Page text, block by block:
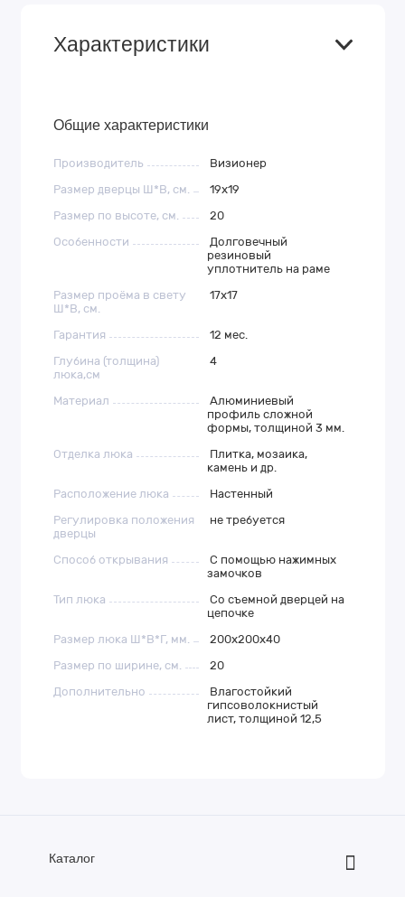
Характеристики
Общие характеристики
Производитель
Визионер
Размер дверцы Ш*В, см.
19х19
Размер по высоте, см.
20
Особенности
Долговечный
резиновый
уплотнитель на раме
Размер проёма в свету
Ш*В, см.
17х17
Гарантия
12 мес.
Глубина (толщина)
люка,см
4
Материал
Алюминиевый
профиль сложной
формы, толщиной 3 мм.
Отделка люка
Плитка, мозаика,
камень и др.
Расположение люка
Настенный
Регулировка положения
дверцы
не требуется
Способ открывания
С помощью нажимных
замочков
Тип люка
Со съемной дверцей на
цепочке
Размер люка Ш*В*Г, мм.
200x200x40
Размер по ширине, см.
20
Дополнительно
Влагостойкий
гипсоволокнистый
лист, толщиной 12,5
Каталог